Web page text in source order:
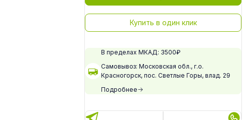
Купить в один клик
В пределах МКАД: 3500₽
Самовывоз: Московская обл., г.о.
Красногорск, пос. Светлые Горы, влад. 29
Подробнее